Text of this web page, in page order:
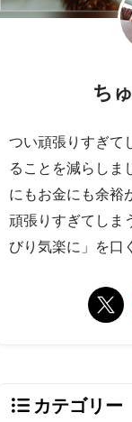
ち
つい頑張りすぎて
ることを減らしま
にもお金にも余裕
頑張りすぎてしま
びり気楽に」を口
カテゴリー